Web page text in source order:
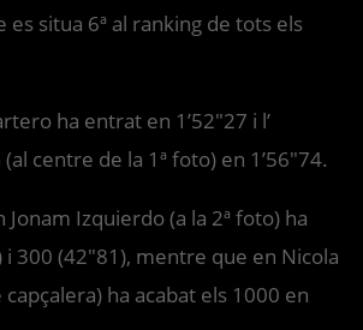
situa 6ª al ranking de tots els
ha entrat en 1’52″27 i l’
centre de la 1ª foto) en 1’56″74.
Jonam Izquierdo (a la 2ª foto) ha
i 300 (42″81), mentre que en Nicola
ha acabat els 1000 en